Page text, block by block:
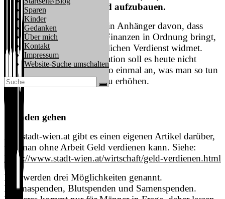
Sparen
Kinder
Gedanken
Über mich
Kontakt
Impressum
Website-Suche umschalten
es darum geht, Wohlstand aufzubauen.
Ich persönlich bin ja eher ein Anhänger davon, dass
man zunächst die eigenen Finanzen in Ordnung bringt,
bevor man sich dem zusätzlichen Verdienst widmet.
Aber um die Ausgabensituation soll es heute nicht
gehen. Schauen wir uns also einmal an, was man so tun
kann, um die Einnahmen zu erhöhen.
Spenden gehen
Auf stadt-wien.at gibt es einen eigenen Artikel darüber,
wie man ohne Arbeit Geld verdienen kann. Siehe:
https://www.stadt-wien.at/wirtschaft/geld-verdienen.html
Hier werden drei Möglichkeiten genannt.
Plasmaspenden, Blutspenden und Samenspenden.